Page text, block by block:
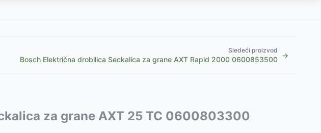
Sledeći proizvod
Bosch Električna drobilica Seckalica za grane AXT Rapid 2000 0600853500 →
za grane AXT 25 TC 0600803300